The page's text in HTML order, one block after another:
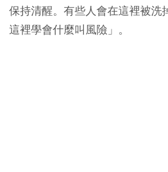
保持清醒。有些人會在這裡被洗
這裡學會什麼叫風險」。